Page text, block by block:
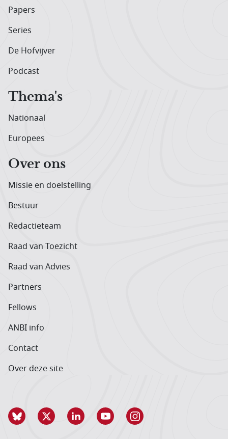
Papers
Series
De Hofvijver
Podcast
Thema's
Nationaal
Europees
Over ons
Missie en doelstelling
Bestuur
Redactieteam
Raad van Toezicht
Raad van Advies
Partners
Fellows
ANBI info
Contact
Over deze site